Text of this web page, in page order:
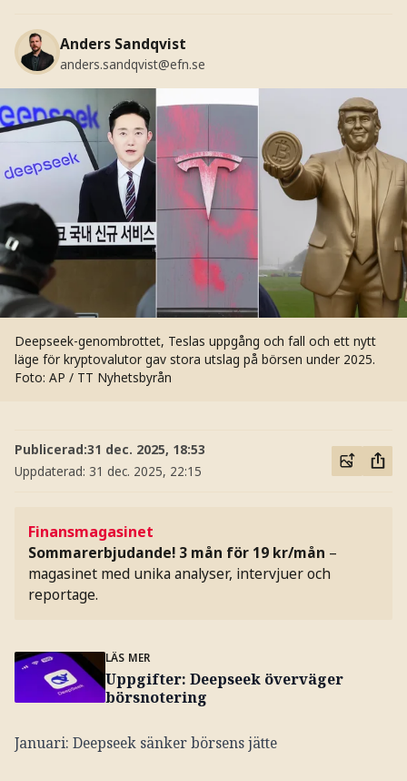
Anders Sandqvist
anders.sandqvist@efn.se
Deepseek-genombrottet, Teslas uppgång och fall och ett nytt
läge för kryptovalutor gav stora utslag på börsen under 2025.
Foto: AP / TT Nyhetsbyrån
Publicerad:31 dec. 2025, 18:53
Uppdaterad: 31 dec. 2025, 22:15
Finansmagasinet
Sommarerbjudande! 3 mån för 19 kr/mån –
magasinet med unika analyser, intervjuer och
reportage.
LÄS MER
Uppgifter: Deepseek överväger
börsnotering
Januari: Deepseek sänker börsens jätte